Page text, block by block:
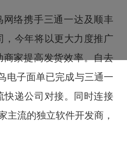
络携手三通一达及顺丰
，今年将以更大力度推广
家提高发货效率。自去
电子面单已完成与三通一
快递公司对接。同时连接
主流的独立软件开发商，